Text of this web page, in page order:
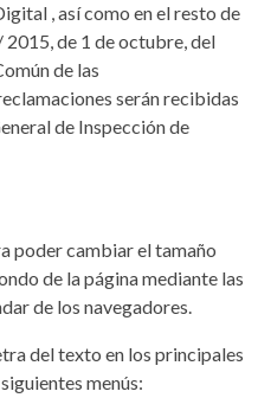
, así como en el resto de
de 1 de octubre, del
de las
serán recibidas
de Inspección de
poder cambiar el tamaño
de la página mediante las
de los navegadores.
del texto en los principales
menús: